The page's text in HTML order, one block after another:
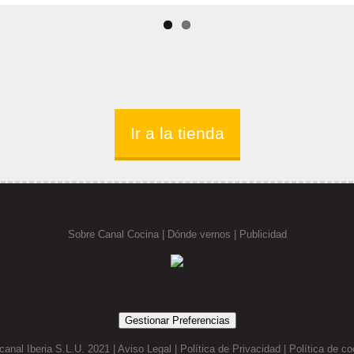
Ir a la tienda
Sobre Canal Cocina| Dónde vernos | Publicidad
Gestionar Preferencias
Iberia S.L.U. 2021 | Aviso Legal Política de Privacidad Política de